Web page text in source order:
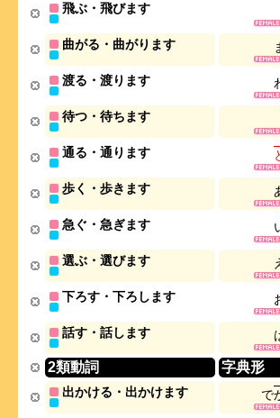
飛ぶ・飛びます
曲がる・曲がります
渡る・渡ります
待つ・待ちます
通る・通ります
歩く・歩きます
急ぐ・急ぎます
選ぶ・選びます
下ろす・下ろします
話す・話します
2類動詞 字典形
出かける・出かけます で